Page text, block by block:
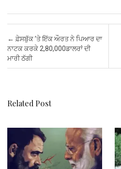
ce
b
o
o
tt
er
ail at
s
A
p
er
es
Post navigation
← ਫ਼ੇਸਬੁੱਕ ’ਤੇ ਇੱਕ ਔਰਤ ਨੇ ਪਿਆਰ ਦਾ
ਨਾਟਕ ਕਰਕੇ 2,80,000ਡਾਲਰਾਂ ਦੀ
ਮਾਰੀ ਠੱਗੀ
Related Post